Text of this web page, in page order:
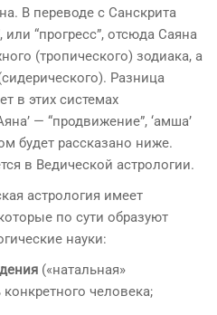
В переводе с Санскрита
или “прогресс”, отсюда Саяна
(тропического) зодиака, а
Разница
в этих системах
— “продвижение”, ‘амша’
будет рас­сказано ниже.
в Ведической астрологии.
астрология имеет
по сути образуют
науки:
(«натальная»
человека;